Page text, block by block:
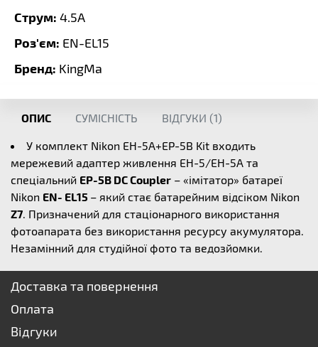
Струм: 4.5A
Роз'єм: EN-EL15
Бренд: KingMa
ОПИС СУМІСНІСТЬ ВІДГУКИ (1)
У комплект Nikon EH-5A+EP-5B Kit входить
мережевий адаптер живлення EH-5/EH-5A та
спеціальний EP-5B DC Coupler – «імітатор» батареї
Nikon EN- EL15 – який стає батарейним відсіком Nikon
Z7. Призначений для стаціонарного використання
фотоапарата без використання ресурсу акумулятора.
Незамінний для студійної фото та ведозйомки.
Доставка та повернення
Оплата
Відгуки